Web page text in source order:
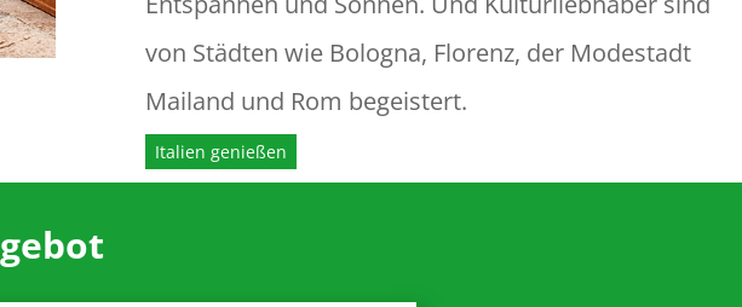
von Städten wie Bologna, Florenz, der Modestadt
Mailand und Rom begeistert.
Italien genießen